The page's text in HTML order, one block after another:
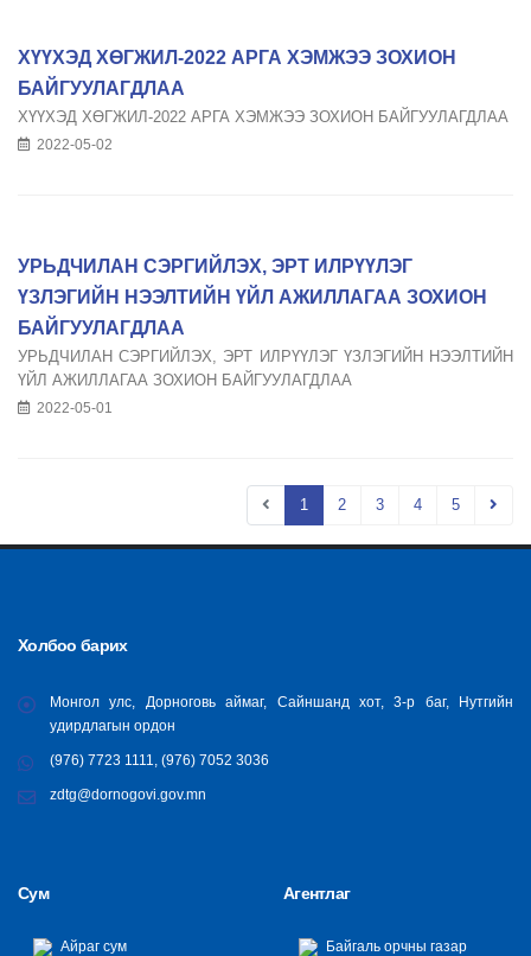
ХҮҮХЭД ХӨГЖИЛ-2022 АРГА ХЭМЖЭЭ ЗОХИОН
БАЙГУУЛАГДЛАА
ХҮҮХЭД ХӨГЖИЛ-2022 АРГА ХЭМЖЭЭ ЗОХИОН БАЙГУУЛАГДЛАА
2022-05-02
УРЬДЧИЛАН СЭРГИЙЛЭХ, ЭРТ ИЛРҮҮЛЭГ
ҮЗЛЭГИЙН НЭЭЛТИЙН ҮЙЛ АЖИЛЛАГАА ЗОХИОН
БАЙГУУЛАГДЛАА
УРЬДЧИЛАН СЭРГИЙЛЭХ, ЭРТ ИЛРҮҮЛЭГ ҮЗЛЭГИЙН НЭЭЛТИЙН
ҮЙЛ АЖИЛЛАГАА ЗОХИОН БАЙГУУЛАГДЛАА
2022-05-01
1 2 3 4 5
Холбоо барих
Монгол улс, Дорноговь аймаг, Сайншанд хот, 3-р баг, Нутгийн
удирдлагын ордон
(976) 7723 1111, (976) 7052 3036
zdtg@dornogovi.gov.mn
Сум
Айраг сум
Агентлаг
Байгаль орчны газар